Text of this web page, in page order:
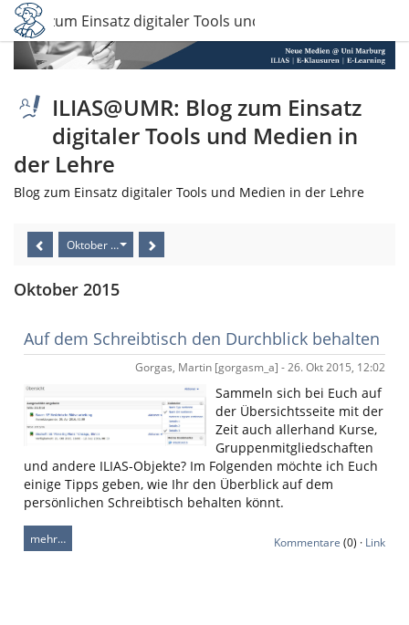
Blog zum Einsatz digitaler Tools und Medien in der Lehre
ILIAS@UMR: Blog zum Einsatz
digitaler Tools und Medien in
der Lehre
Blog zum Einsatz digitaler Tools und Medien in der Lehre
Oktober 2015
Oktober 2015
Auf dem Schreibtisch den Durchblick behalten
Gorgas, Martin [gorgasm_a] - 26. Okt 2015, 12:02
Sammeln sich bei Euch auf
der Übersichtsseite mit der
Zeit auch allerhand Kurse,
Gruppenmitgliedschaften
und andere ILIAS-Objekte? Im Folgenden möchte ich Euch
einige Tipps geben, wie Ihr den Überblick auf dem
persönlichen Schreibtisch behalten könnt.
mehr… Kommentare (0) · Link